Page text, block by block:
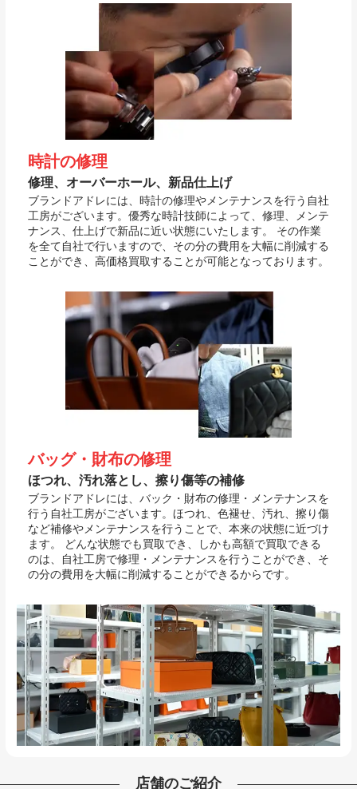
時計の修理
修理、オーバーホール、新品仕上げ
ブランドアドレには、時計の修理やメンテナンスを行う自社
工房がございます。優秀な時計技師によって、修理、メンテ
ナンス、仕上げで新品に近い状態にいたします。 その作業
を全て自社で行いますので、その分の費用を大幅に削減する
ことができ、高価格買取することが可能となっております。
バッグ・財布の修理
ほつれ、汚れ落とし、擦り傷等の補修
ブランドアドレには、バック・財布の修理・メンテナンスを
行う自社工房がございます。ほつれ、色褪せ、汚れ、擦り傷
など補修やメンテナンスを行うことで、本来の状態に近づけ
ます。 どんな状態でも買取でき、しかも高額で買取できる
のは、自社工房で修理・メンテナンスを行うことができ、そ
の分の費用を大幅に削減することができるからです。
店舗のご紹介